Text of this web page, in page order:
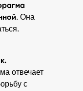
. Она
отвечает
с